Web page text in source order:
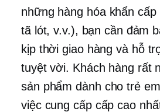
những hàng hóa khẩn
tã lót, v.v.), bạn cần đảm
kịp thời giao hàng và hỗ
tuyệt vời. Khách hàng rất
sản phẩm dành cho trẻ
việc cung cấp cấp cao